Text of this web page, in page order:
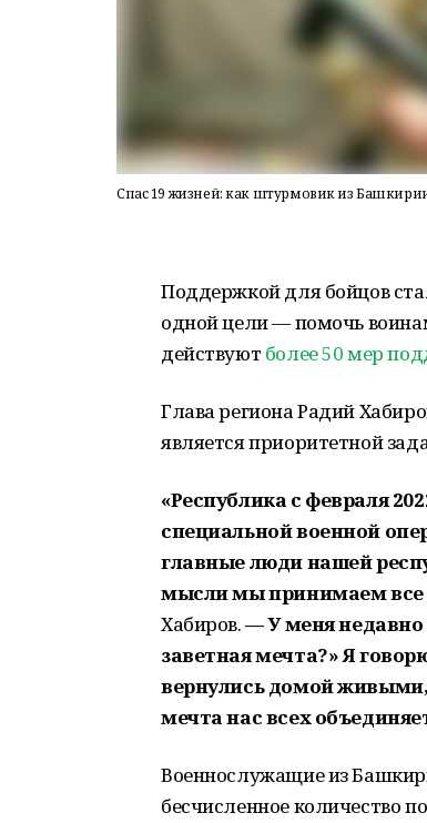
Спас 19 жизней: как штурмовик из
Поддержкой для бойцов
одной цели — помочь
действуют более 50 мер
Глава региона Радий
является приоритетной
«Республика с февраля
специальной военной
главные люди нашей
мысли мы принимаем все
Хабиров.—У меня недавно
заветная мечта?» Я
вернулись домой
мечта нас всех
Военнослужащие из
бесчисленное количество